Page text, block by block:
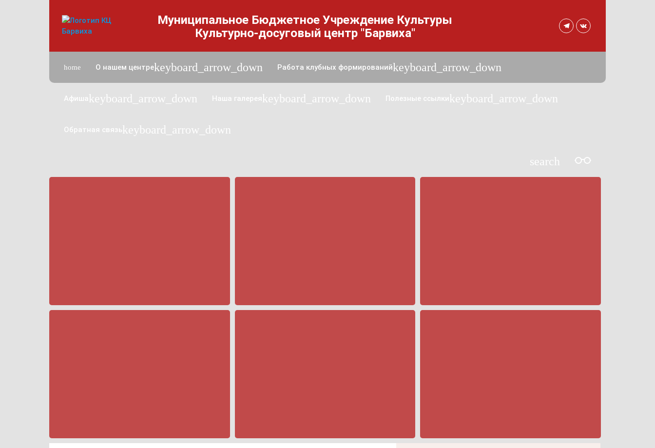
Муниципальное Бюджетное Учреждение Культуры
Культурно-досуговый центр "Барвиха"
home О нашем центреkeyboard_arrow_down Работа клубных формированийkeyboard_arrow_down
Афиша keyboard_arrow_down Наша галерея keyboard_arrow_down Полезные ссылки keyboard_arrow_down
Обратная связь keyboard_arrow_down
search